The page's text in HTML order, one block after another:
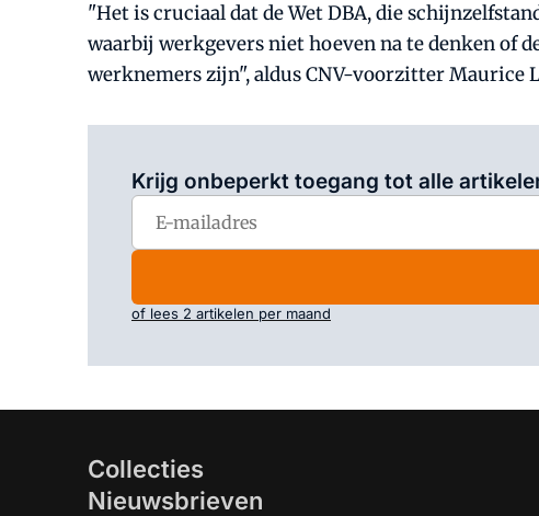
"Het is cruciaal dat de Wet DBA, die
waarbij werkgevers niet hoeven na te denken of
werknemers zijn", aldus CNV-voorzitter Maurice
Krijg onbeperkt toegang tot alle
of lees 2 artikelen per maand
Collecties
Nieuwsbrieven